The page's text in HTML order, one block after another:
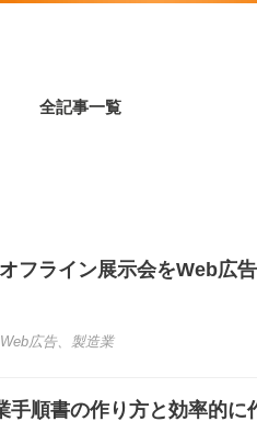
全記事一覧
フライン展示会をWeb広
Web広告、 製造業
手順書の作り方と効率的